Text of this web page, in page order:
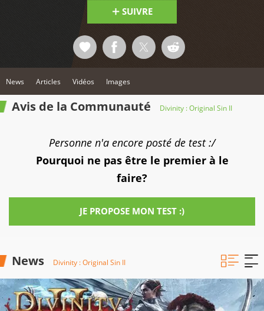
SUIVRE
News Articles Vidéos Images
Avis de la Communauté Divinity : Original Sin II
Personne n'a encore posté de test :/
Pourquoi ne pas être le premier à le
faire?
JE PROPOSE MON TEST :)
News Divinity : Original Sin II